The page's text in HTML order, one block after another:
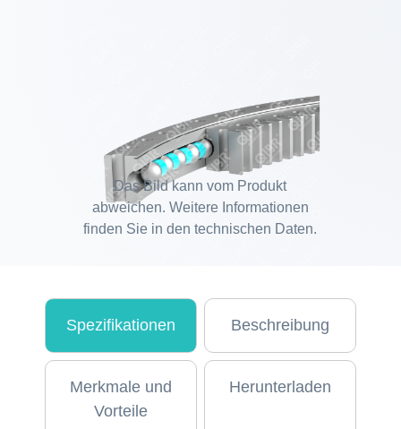
Das Bild kann vom Produkt
abweichen. Weitere Informationen
finden Sie in den technischen Daten.
Spezifikationen Beschreibung
Merkmale und
Vorteile
Herunterladen